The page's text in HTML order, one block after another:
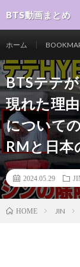
BTS動画まとめ
ホーム
BTSテテ
現れた理
について
RMと日本
2024.05.29
HOME JIN